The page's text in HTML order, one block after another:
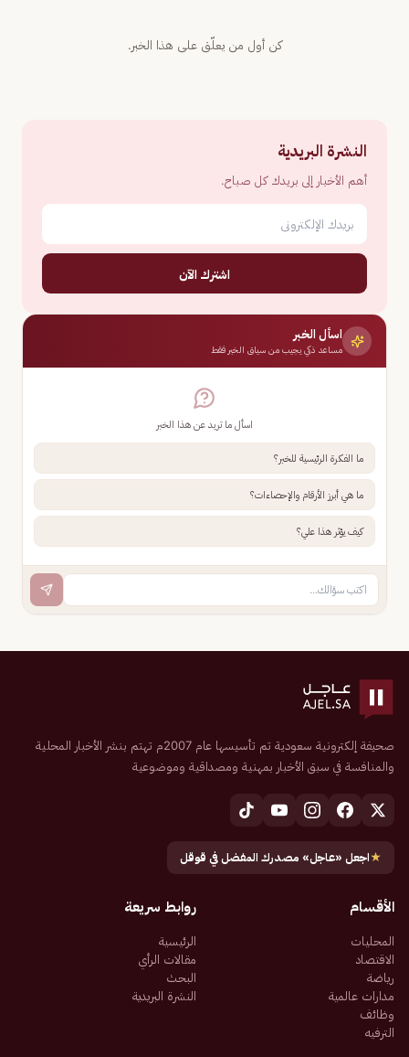
كن أول من يعلّق على هذا الخبر.
النشرة البريدية
أهم الأخبار إلى بريدك كل صباح.
اشترك الآن
اسأل الخبر
مساعد ذكي يجيب من سياق الخبر فقط
اسأل ما تريد عن هذا الخبر
ما الفكرة الرئيسية للخبر؟
ما هي أبرز الأرقام والإحصاءات؟
كيف يؤثر هذا علي؟
صحيفة إلكترونية سعودية تم تأسيسها عام 2007م تهتم بنشر الأخبار المحلية
والمنافسة في سبق الأخبار بمهنية ومصداقية وموضوعية
★اجعل «عاجل» مصدرك المفضل في قوقل
الأقسام
المحليات
الاقتصاد
رياضة
مدارات عالمية
وظائف
الترفيه
روابط سريعة
الرئيسية
مقالات الرأي
البحث
النشرة البريدية